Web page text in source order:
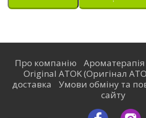
Про компанію Ароматерапія
Original ATOK (Оригінал
доставка
Умови обміну та
сайту